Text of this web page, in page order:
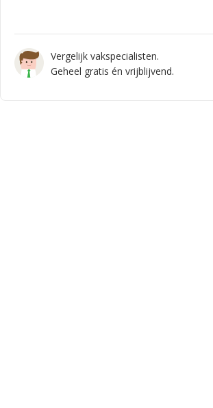
Vergelijk vakspecialisten.
Geheel gratis én vrijblijvend.